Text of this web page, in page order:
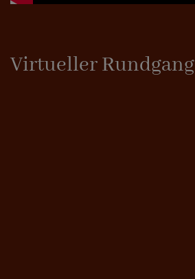
Virtueller Rundgang